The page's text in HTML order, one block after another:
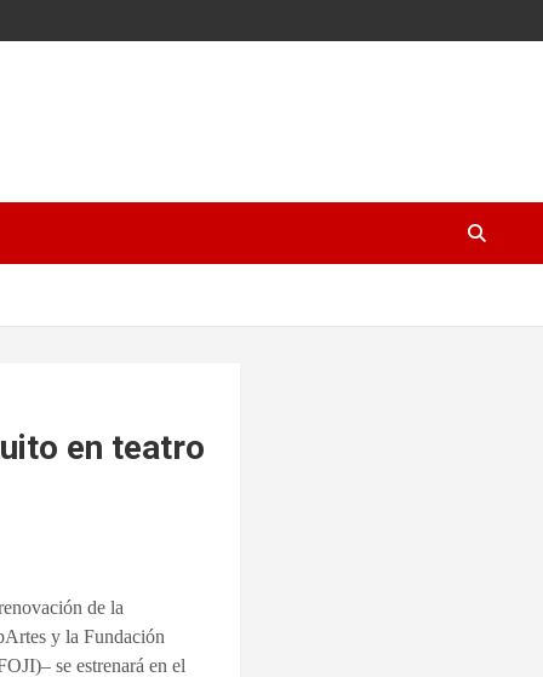
en teatro
de la
y la Fundación
se estrenaráen el